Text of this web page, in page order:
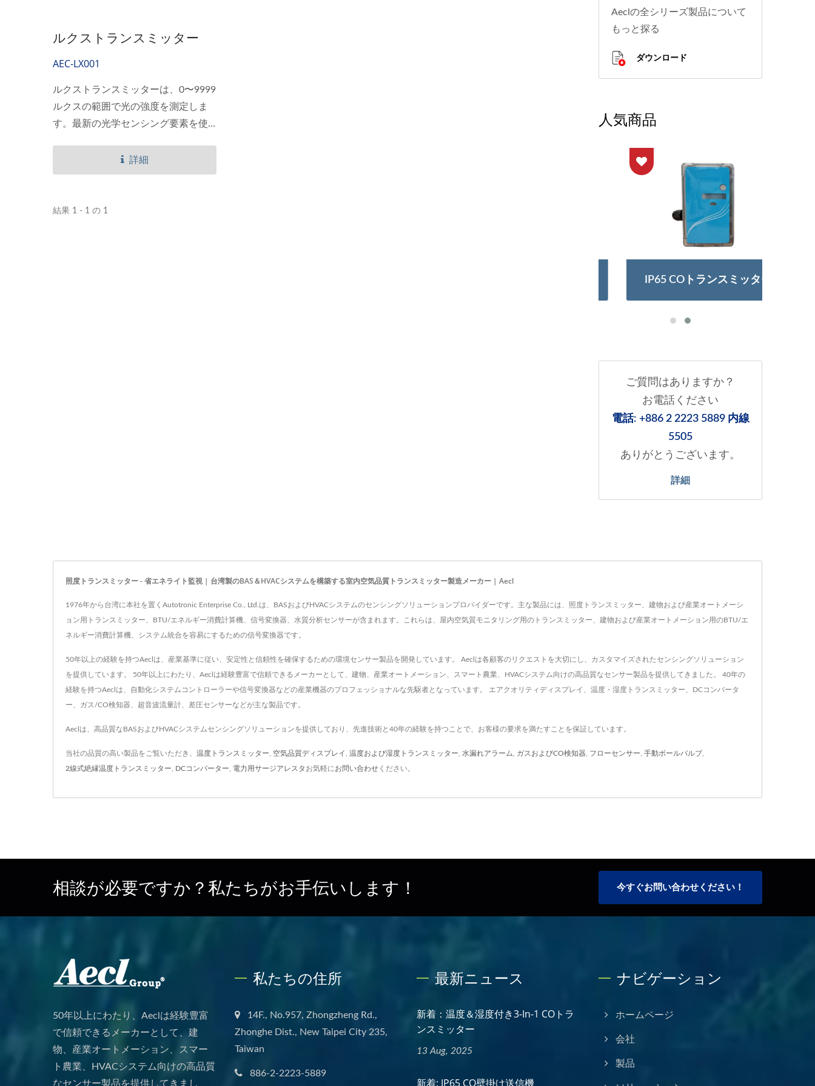
ルクストランスミッター
AEC-LX001
ルクストランスミッターは、0〜9999
ルクスの範囲で光の強度を測定しま
す。最新の光学センシング要素を使
環境の明るさの優れた再現性を提供
し、同時に測定の長期的な安定性を
詳細
結果 1 - 1 の 1
Aeclの全シリーズ製品について
もっと探る
ダウンロード
人気商品
IP65 COトランスミッター
ご質問はありますか？
お電話ください
電話: +886 2 2223 5889 内線
5505
ありがとうございます。
詳細
照度トランスミッター - 省エネライト監視 | 台湾製のBAS＆HVACシステムを構築する室内空気品質トランスミッター製造メーカー | Aecl
1976年から台湾に本社を置くAutotronic Enterprise Co., Ltd.は、BASおよびHVACシステムのセンシングソリューションプロバイダーです。主な製品には、照度トランスミッター、建物および産業オートメーシ
ョン用トランスミッター、BTU/エネルギー消費計算機、信号変換器、水質分析センサーが含まれます。これらは、屋内空気質モニタリング用のトランスミッター、建物および産業オートメーション用のBTU/エ
ネルギー消費計算機、システム統合を容易にするための信号変換器です。
50年以上の経験を持つAeclは、産業基準に従い、安定性と信頼性を確保するための環境センサー製品を開発しています。 Aeclは各顧客のリクエストを大切にし、カスタマイズされたセンシングソリューション
を提供しています。 50年以上にわたり、Aeclは経験豊富で信頼できるメーカーとして、建物、産業オートメーション、スマート農業、HVACシステム向けの高品質なセンサー製品を提供してきました。 40年の
経験を持つAeclは、自動化システムコントローラーや信号変換器などの産業機器のプロフェッショナルな先駆者となっています。 エアクオリティディスプレイ、温度・湿度トランスミッター、DCコンバータ
ー、ガス/CO検知器、超音波流量計、差圧センサーなどが主な製品です。
Aeclは、高品質なBASおよびHVACシステムセンシングソリューションを提供しており、先進技術と40年の経験を持つことで、お客様の要求を満たすことを保証しています。
当社の品質の高い製品をご覧いただき、 温度トランスミッター 空気品質ディスプレイ 温度および湿度トランスミッター 水漏れアラーム ガスおよびCO検知器 フローセンサー 手動ボールバルブ
2線式絶縁温度トランスミッター DCコンバーター 電力用サージアレスタ お気軽にお問い合わせ ください。
相談が必要ですか？私たちがお手伝いします！ 今すぐお問い合わせください！
50年以上にわたり、Aeclは経験豊富
で信頼できるメーカーとして、建
物、産業オートメーション、スマー
ト農業、HVACシステム向けの高品質
なセンサー製品を提供してきまし
私たちの住所
14F., No.957, Zhongzheng Rd.,
Zhonghe Dist., New Taipei City 235,
Taiwan
886-2-2223-5889
最新ニュース
新着：温度＆湿度付き3-In-1 COトラ
ンスミッター
13 Aug, 2025
新着: IP65 CO壁掛け送信機
ナビゲーション
ホームページ
会社
製品